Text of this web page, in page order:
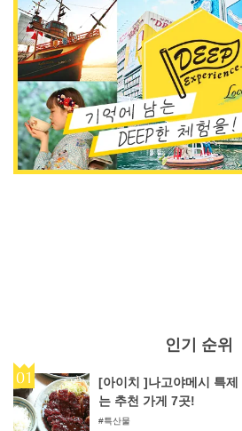
인기 순위
[아이치 ]나고야메시 특
는 추천 가게 7곳!
특산물